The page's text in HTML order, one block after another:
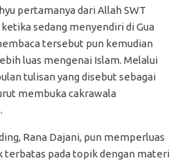
pertamanya dari Allah SWT
sedang menyendiri di Gua
tersebut pun kemudian
luas mengenai Islam. Melalui
tulisan yang disebut sebagai
membuka cakrawala
Rana Dajani, pun memperluas
terbatas pada topik dengan materi